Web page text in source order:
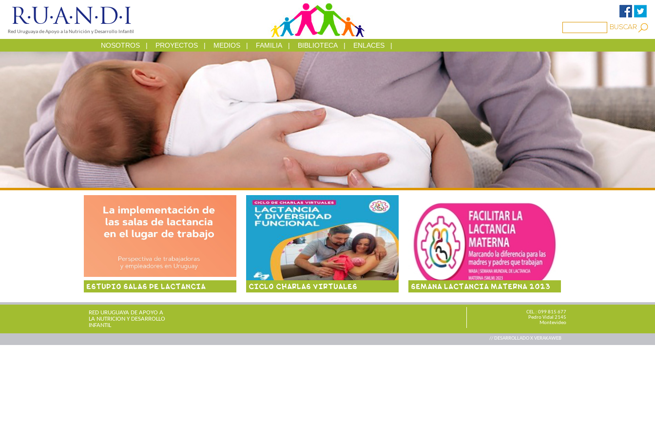
R·U·A·N·D·I
Red Uruguaya de Apoyo a la Nutrición y Desarrollo Infantil
NOSOTROS | PROYECTOS | MEDIOS | FAMILIA | BIBLIOTECA | ENLACES |
ESTUDIO SALAS DE LACTANCIA CICLO CHARLAS VIRTUALES SEMANA LACTANCIA MATERNA 2023
RED URUGUAYA DE APOYO A
LA NUTRICION Y DESARROLLO
INFANTIL
CEL.: 099 815 677
Pedro Vidal 2145
Montevideo
// DESARROLLADO X VERAKAWEB